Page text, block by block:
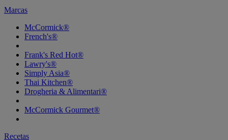
Marcas
McCormick®
French's®
Frank's Red Hot®
Lawry's®
Simply Asia®
Thai Kitchen®
Drogheria & Alimentari®
McCormick Gourmet®
Recetas